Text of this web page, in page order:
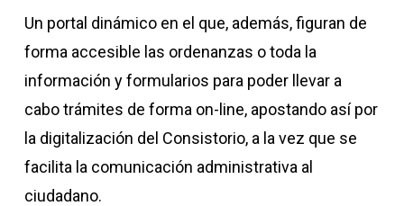
Un portal dinámico en el que, además, figuran de
forma accesible las ordenanzas o toda la
información y formularios para poder llevar a
cabo trámites de forma on-line, apostando así por
la digitalización del Consistorio, a la vez que se
facilita la comunicación administrativa al
ciudadano.